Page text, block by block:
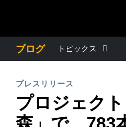
Canada
United
France
ASIA
ブログ トピックス
プレスリリース
プレスリリース
プロジェク